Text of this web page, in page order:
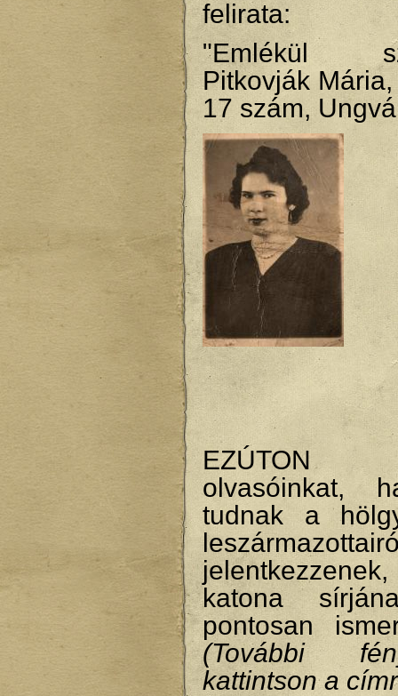
felirata:
"Emlékül
Pitkovják
17 szám,
EZÚTON
olvasóinkat,
tudnak a
katona
pontosan
(További
kattintson a